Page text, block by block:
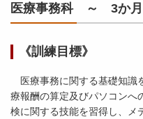
医療事務科 ～ 3か月
《訓練目標》
医療事務に関する基礎知識
療報酬の算定及びパソコンへ
検に関する技能を習得し、メ